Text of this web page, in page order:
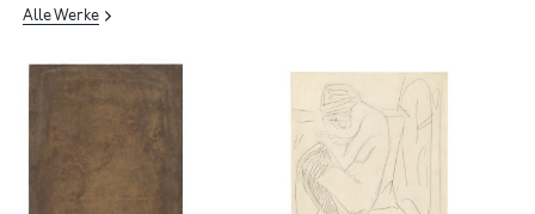
Alle Werke